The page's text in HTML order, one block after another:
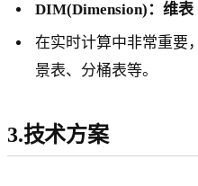
DIM(Dimension)：维表
在实时计算中非常重要
景表、分桶表等。
3.技术方案